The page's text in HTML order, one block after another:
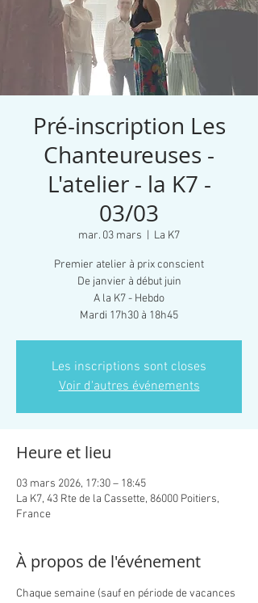
Pré-inscription Les
Chanteureuses -
L'atelier - la K7 -
03/03
mar. 03 mars La K7
Premier atelier à prix conscient
De janvier à début juin
A la K7 - Hebdo
Mardi 17h30 à 18h45
Les inscriptions sont closes
Voir d'autres événements
Heure et lieu
03 mars 2026, 17:30 – 18:45
La K7, 43 Rte de la Cassette, 86000 Poitiers,
France
À propos de l'événement
Chaque semaine (sauf en période de vacances